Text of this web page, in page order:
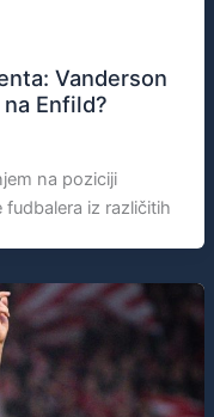
Vanderson
Enfild?
na poziciji
iz različitih